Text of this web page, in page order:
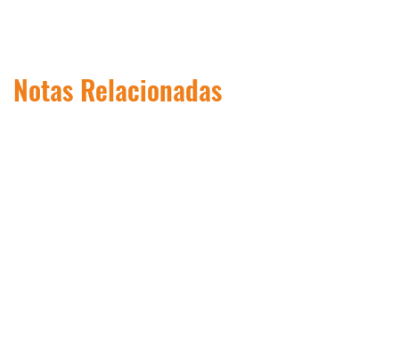
Notas Relacionadas